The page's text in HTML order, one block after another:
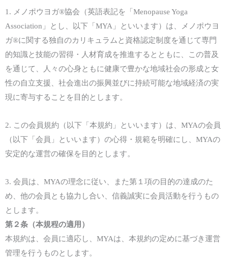
1. メノポウヨガ®協会 （英語表記を「 Menopause Yoga
Association 」 とし、 以下「 MYA 」といいます） は、
メノポウヨ
ガ®に関する独自のカリキュラムと資格認定制度を通じて専門
的知識と技能の習得・人材育成を推進するとともに、この普及
を通じて、人々の心身ともに健康で豊かな地域社会の形成と女
性の自立支援、社会進出の振興並びに持続可能な地域経済の実
現に寄与することを 目的とします。
2. この会員規約（以下「本規約」といいます）は、 MYAの会員
（以下「会員」といいます）の心得・規範を明確にし、 MYAの
安定的な運営の確保を目的とします。
3. 会員は、 MYAの理念に従い、また第１項の目的の達成のた
め、他の会員とも協力し合い、信義誠実に会員活動を行うもの
とします。
第２条（本規程の適用）
本規約は、会員に適応し、 MYAは、本規約の定めに基づき運営
管理を行うものとします。